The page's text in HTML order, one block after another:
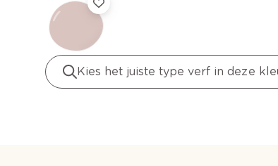
Kies het juiste type verf in deze